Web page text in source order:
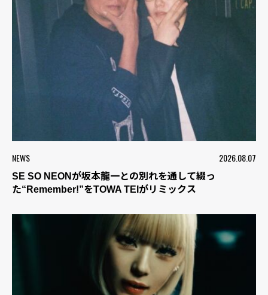
NEWS 2026.08.07
SE SO NEONが坂本龍一との別れを通して綴っ
た“Remember!”をTOWA TEIがリミックス